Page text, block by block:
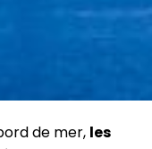
de mer, les